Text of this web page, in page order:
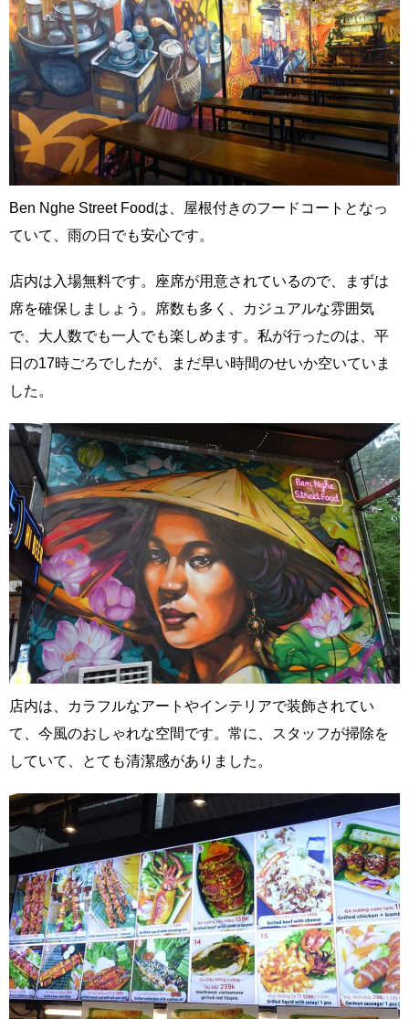
Ben Nghe Street Foodは、屋根付きのフードコートとなっ
ていて、雨の日でも安心です。
店内は入場無料です。座席が用意されているので、まずは
席を確保しましょう。席数も多く、カジュアルな雰囲気
で、大人数でも一人でも楽しめます。私が行ったのは、平
日の17時ごろでしたが、まだ早い時間のせいか空いていま
した。
店内は、カラフルなアートやインテリアで装飾されてい
て、今風のおしゃれな空間です。常に、スタッフが掃除を
していて、とても清潔感がありました。